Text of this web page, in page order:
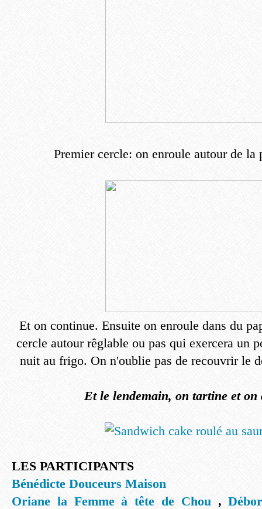
Premier cercle: on enroule autour de la
Et on continue. Ensuite on enroule dans du
cercle autour rêglable ou pas qui exercera un
nuit au frigo. On n'oublie pas de recouvrir le
Et le lendemain, on tartine et on
LES PARTICIPANTS
Bénédicte Douceurs Maison
Oriane la Femme à tête de Chou ,